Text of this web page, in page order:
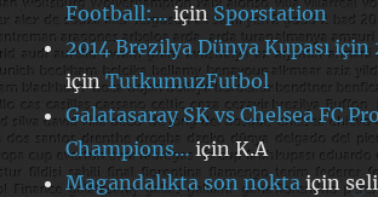
Football:…için Sporstation
2014 Brezilya Dünya Kupası
içinTutkumuzFutbol
Galatasaray SK vs Chelsea FC
Champions…içinK.A
Magandalıkta son noktaiçin